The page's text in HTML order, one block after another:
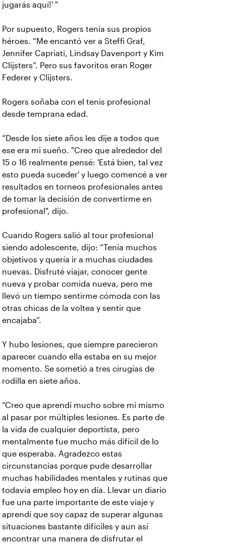
jugarás aquí!' "
Por supuesto, Rogers tenía sus propios
héroes. “Me encantó ver a Steffi Graf,
Jennifer Capriati, Lindsay Davenport y Kim
Clijsters”. Pero sus favoritos eran Roger
Federer y Clijsters.
Rogers soñaba con el tenis profesional
desde temprana edad.
“Desde los siete años les dije a todos que
ese era mi sueño. "Creo que alrededor del
15 o 16 realmente pensé: 'Está bien, tal vez
esto pueda suceder' y luego comencé a ver
resultados en torneos profesionales antes
de tomar la decisión de convertirme en
profesional", dijo.
Cuando Rogers salió al tour profesional
siendo adolescente, dijo: “Tenía muchos
objetivos y quería ir a muchas ciudades
nuevas. Disfruté viajar, conocer gente
nueva y probar comida nueva, pero me
llevó un tiempo sentirme cómoda con las
otras chicas de la voltea y sentir que
encajaba”.
Y hubo lesiones, que siempre parecieron
aparecer cuando ella estaba en su mejor
momento. Se sometió a tres cirugías de
rodilla en siete años.
“Creo que aprendí mucho sobre mí mismo
al pasar por múltiples lesiones. Es parte de
la vida de cualquier deportista, pero
mentalmente fue mucho más difícil de lo
que esperaba. Agradezco estas
circunstancias porque pude desarrollar
muchas habilidades mentales y rutinas que
todavía empleo hoy en día. Llevar un diario
fue una parte importante de este viaje y
aprendí que soy capaz de superar algunas
situaciones bastante difíciles y aun así
encontrar una manera de disfrutar el